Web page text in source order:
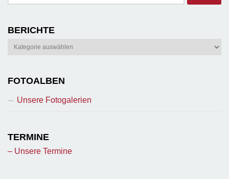
BERICHTE
Berichte
FOTOALBEN
Unsere Fotogalerien
TERMINE
– Unsere Termine